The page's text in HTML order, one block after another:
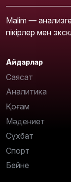
Malim —
пікірлер мен
Айдарлар
Саясат
Аналитика
Қоғам
Мәдениет
Сұхбат
Спорт
Бейне